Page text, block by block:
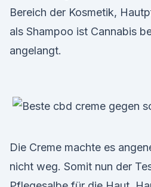
Bereich der Kosmetik,
als Shampoo ist Cannabis
angelangt.
Die Creme machte es
nicht weg. Somit nun der